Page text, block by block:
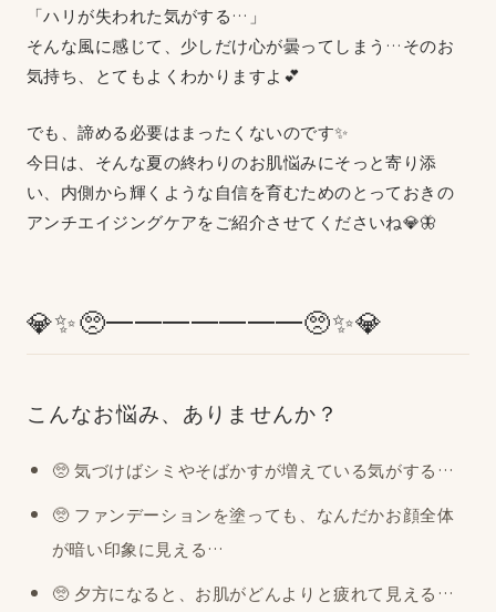
「ハリが失われた気がする…」
そんな風に感じて、少しだけ心が曇ってしまう…そのお
気持ち、とてもよくわかりますよ💕
でも、諦める必要はまったくないのです✨
今日は、そんな夏の終わりのお肌悩みにそっと寄り添
い、内側から輝くような自信を育むためのとっておきの
アンチエイジングケアをご紹介させてくださいね💎🦋
💎✨🥺━━━━━━━🥺✨💎
こんなお悩み、ありませんか？
🥺 気づけばシミやそばかすが増えている気がする…
🥺 ファンデーションを塗っても、なんだかお顔全体
が暗い印象に見える…
🥺 夕方になると、お肌がどんよりと疲れて見える…